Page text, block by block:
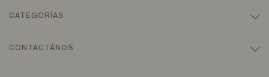
CATEGORÍAS
CONTACTÁNOS